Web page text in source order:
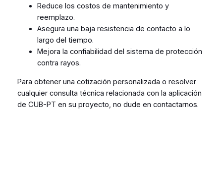
Reduce los costos de mantenimiento y
reemplazo.
Asegura una baja resistencia de contacto a lo
largo del tiempo.
Mejora la confiabilidad del sistema de protección
contra rayos.
Para obtener una cotización personalizada o resolver
cualquier consulta técnica relacionada con la aplicación
de CUB-PT en su proyecto, no dude en contactarnos.